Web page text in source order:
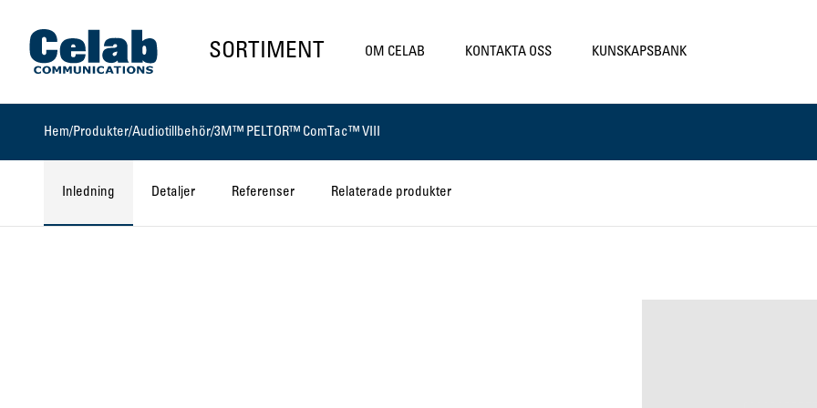
Gå till startsidan
SORTIMENT OM CELAB KONTAKTA OSS KUNSKAPSBANK
Hem/Produkter/Audiotillbehör/3M™ PELTOR™ ComTac™ VIII
Inledning Detaljer Referenser Relaterade produkter